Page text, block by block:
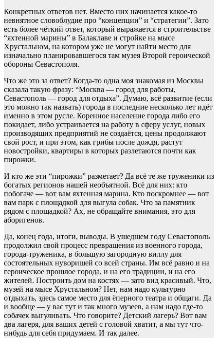
Конкретных ответов нет. Вместо них начинается какое-то
невнятное словоблудие про “концепции” и “стратегии”. Зато
есть более чёткий ответ, который выражается в строительстве
“яхтенной марины” в Балаклаве и стройке на мысе
Хрустальном, на котором уже не могут найти место для
изначально планировавшегося там музея Второй героической
обороны Севастополя.
Что же это за ответ? Когда-то одна моя знакомая из Москвы
сказала такую фразу: “Москва — город для работы,
Севастополь — город для отдыха”. Думаю, всё развитие (если
это можно так назвать) города в последние несколько лет идёт
именно в этом русле. Коренное население города либо его
покидает, либо устраивается на работу в сферу услуг, новых
производящих предприятий не создаётся, цены продолжают
свой рост, и при этом, как грибы после дождя, растут
новостройки, квартиры в которых разлетаются почти как
пирожки.
И кто же эти “пирожки” разметает? Да всё те же труженики из
богатых регионов нашей необъятной. Всё для них: кто
побогаче — вот вам яхтенная марина. Кто поскромнее — вот
вам парк с площадкой для выгула собак. Что за памятник
рядом с площадкой? Ах, не обращайте внимания, это для
аборигенов.
Да, конец года, итоги, выводы. В ушедшем году Севастополь
продолжил свой процесс превращения из военного города,
города-труженика, в большую загородную виллу для
состоятельных нуворишей со всей страны. Им всё равно и на
героическое прошлое города, и на его традиции, и на его
жителей. Построить дом на костях — зато вид красивый. Что,
музей на мысе Хрустальном? Нет, нам надо культурно
отдыхать, здесь самое место для ёперного театра и общаги. Да
и вообще — у вас тут и так много музеев, а нам надо где-то
собачек выгуливать. Что говорите? Детский лагерь? Вот вам
два лагеря, для ваших детей с головой хватит, а мы тут что-
нибудь для себя придумаем. И так далее.